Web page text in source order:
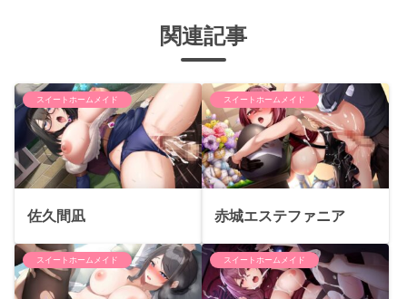
関連記事
スイートホームメイド
佐久間凪
スイートホームメイド
赤城エステファニア
スイートホームメイド スイートホームメイド